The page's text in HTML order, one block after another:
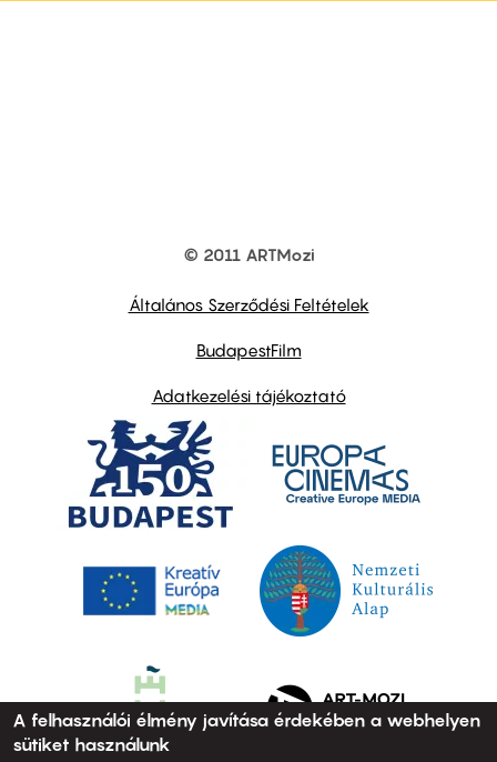
© 2011 ARTMozi
Általános Szerződési Feltételek
BudapestFilm
Adatkezelési tájékoztató
A felhasználói élmény javítása érdekében a webhelyen
sütiket használunk